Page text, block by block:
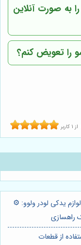
به صورت آنلاین
را تعویض کنم؟
از 1 کاربر
یدکی لودر ولوو: ⚙️
راهسازی
از قطعات